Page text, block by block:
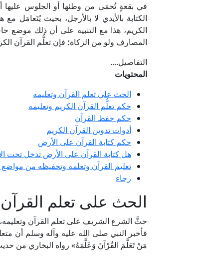
في بقعةٍ تُحمَى من وطئها أو الجلوس عليها
الكتابة بالأيدي لا بالأرجل، بحيث يُتَعامَل مع
الكريم، هذا مع التنبيه على أن ذلك موضع
المصارف ولو من الزكاة؛ فإن تعلُّم القرآن
التفاصيل....
المحتويات
الحث على تعلم القرآن وتعليمه
حكم تعلُّم القرآن الكريم وتعليمه
حكم حفظ القرآن
أدوات تدوين القرآن الكريم
حكم كتابة القرآن على الأرض
هل كتابة القرآن على الأرض تدخل تحت
تعليم القرآن وتعلمه وتحفيظه من
رجاء
الحث على تعلم القرآن
حثَّ الشرع الشريف على تعلم القرآن
فأخبر النبي صلى الله عليه وآله وسلم أن
مَنْ تَعَلَّمَ القُرْآنَ وَعَلَّمَهُ» رواه البخاري من